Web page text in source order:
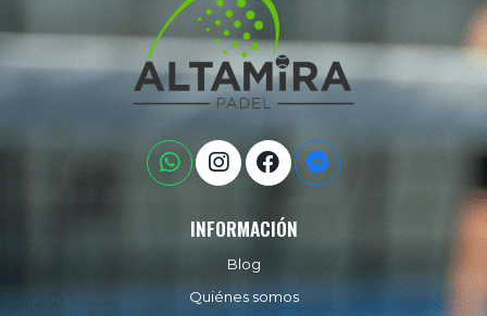
INFORMACIÓN
Blog
Quiénes somos